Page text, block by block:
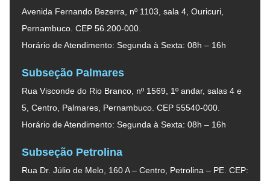
Avenida Fernando Bezerra, nº 1103, sala 4, Ouricuri,
Pernambuco. CEP 56.200-000.
Horário de Atendimento: Segunda à Sexta: 08h – 16h
Subseção Palmares
Rua Visconde do Rio Branco, nº 1569, 1º andar, salas 4 e
5, Centro, Palmares, Pernambuco. CEP 55540-000.
Horário de Atendimento: Segunda à Sexta: 08h – 16h
Subseção Petrolina
Rua Dr. Júlio de Melo, 160 A – Centro, Petrolina – PE. CEP: